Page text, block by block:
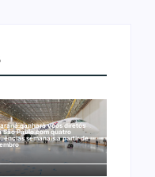
ganhará voos diretos
São Paulo com quatro
semanais a partir de